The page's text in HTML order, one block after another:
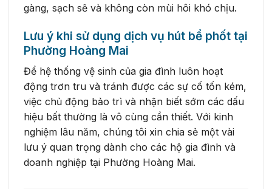
gàng, sạch sẽ và không còn mùi hôi khó chịu.
Lưu ý khi sử dụng dịch vụ hút bể phốt tại
Phường Hoàng Mai
Để hệ thống vệ sinh của gia đình luôn hoạt
động trơn tru và tránh được các sự cố tốn kém,
việc chủ động bảo trì và nhận biết sớm các dấu
hiệu bất thường là vô cùng cần thiết. Với kinh
nghiệm lâu năm, chúng tôi xin chia sẻ một vài
lưu ý quan trọng dành cho các hộ gia đình và
doanh nghiệp tại Phường Hoàng Mai.